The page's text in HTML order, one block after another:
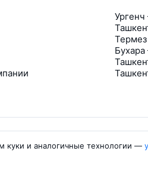
куки и аналогичные технологии —